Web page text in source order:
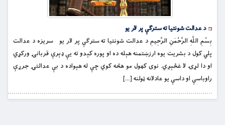
د عدالت شونتیا ته سترگې پر لار یو
بِسْمِ اللَّهِ الرَّحْمَنِ الرَّحِيمِ د عدالت شونتیا ته سترگې پر لار یو سریزه د عدالت
پلي کول د بشریت یوه ارزښتمنه هېله ده او پوره کېدو ته یې ډېرې قربانۍ ورکړي
او دا لړۍ لا غځېږي. نوی کهول مو هڅه کوي چې له هېواده د بې عدالتۍ جرړې
راوباسې او داسې یو عادلانه ټولنه […]